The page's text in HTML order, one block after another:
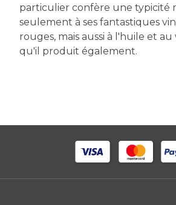
particulier confère une typicité
seulement à ses fantastiques
rouges, mais aussi à l'huile et
qu'il produit également.